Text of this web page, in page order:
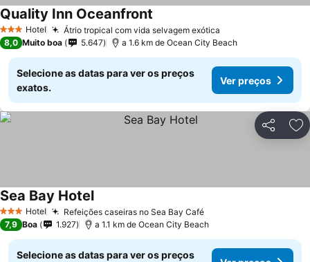
3 EstrelasHotel Átrio tropical com vida selvagem exótica
Quality Inn Oceanfront
8,0 Muito boa 5.647 a 1.6 km de Ocean City Beach
Selecione as datas para ver os preços
exatos.
Ver preços
Partilhar
3 EstrelasHotel Refeições caseiras no Sea Bay CaféVer preços
Sea Bay HotelVer preços
7,9 Boa 1.927 a 1.1 km de Ocean City Beach
Selecione as datas para ver os preços